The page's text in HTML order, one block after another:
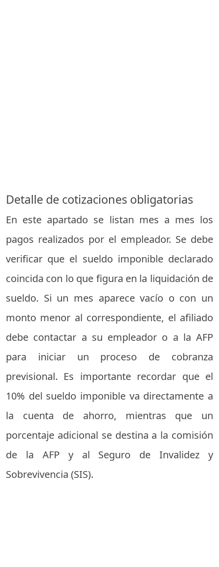
Detalle de cotizaciones obligatorias
En este apartado se listan mes a mes los
pagos realizados por el empleador. Se debe
verificar que el sueldo imponible declarado
coincida con lo que figura en la liquidación de
sueldo. Si un mes aparece vacío o con un
monto menor al correspondiente, el afiliado
debe contactar a su empleador o a la AFP
para iniciar un proceso de cobranza
previsional. Es importante recordar que el
10% del sueldo imponible va directamente a
la cuenta de ahorro, mientras que un
porcentaje adicional se destina a la comisión
de la AFP y al Seguro de Invalidez y
Sobrevivencia (SIS).